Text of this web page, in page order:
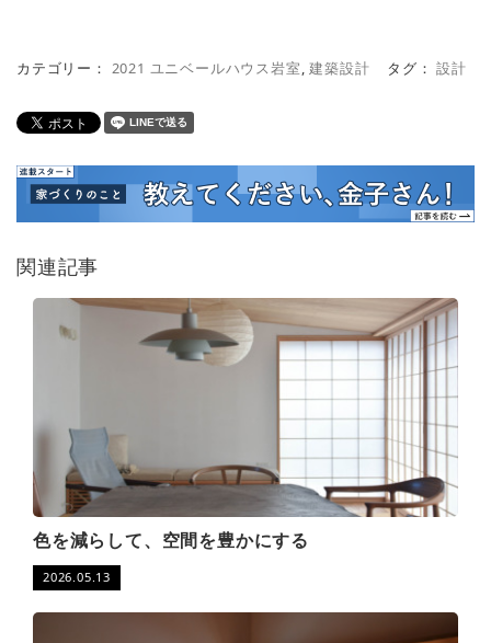
カテゴリー： 2021 ユニベールハウス岩室,建築設計 タグ：設計
関連記事
色を減らして、空間を豊かにする
2026.05.13